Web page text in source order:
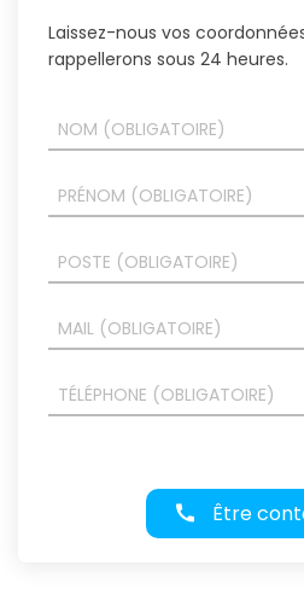
Laissez-nous vos
rappellerons sous 24 heures.
Être